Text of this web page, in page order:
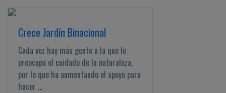
Crece Jardín Binacional
Cada vez hay más gente a la que le
preocupa el cuidado de la naturaleza,
por lo que ha aumentando el apoyo para
hacer ...